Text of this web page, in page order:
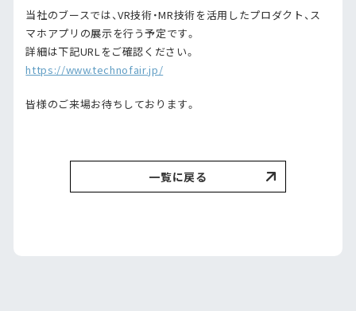
当社のブースでは、VR技術・MR技術を活用したプロダクト、ス
マホアプリの展示を行う予定です。
詳細は下記URLをご確認ください。
https://www.technofair.jp/
皆様のご来場お待ちしております。
一覧に戻る